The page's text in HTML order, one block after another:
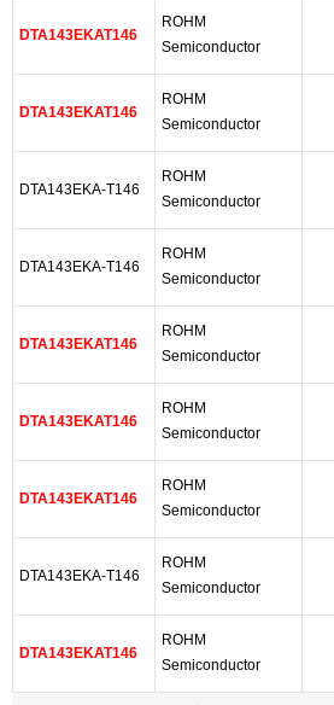
DTA143EKAT146
ROHM
Semiconductor
DTA143EKAT146
ROHM
Semiconductor
DTA143EKA-T146
ROHM
Semiconductor
DTA143EKA-T146
ROHM
Semiconductor
DTA143EKAT146
ROHM
Semiconductor
DTA143EKAT146
ROHM
Semiconductor
DTA143EKAT146
ROHM
Semiconductor
DTA143EKA-T146
ROHM
Semiconductor
DTA143EKAT146
ROHM
Semiconductor